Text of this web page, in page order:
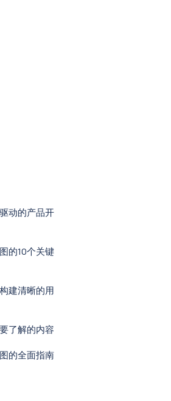
动的产品开
的10个关键
建清晰的用
了解的内容
的全面指南